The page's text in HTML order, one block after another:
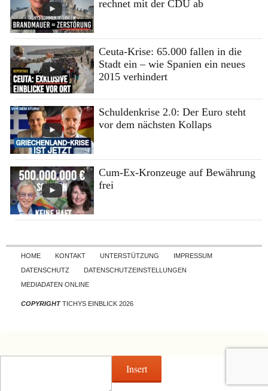
rechnet mit der CDU ab
Ceuta-Krise: 65.000 fallen in die
Stadt ein – wie Spanien ein neues
2015 verhindert
Schuldenkrise 2.0: Der Euro steht
vor dem nächsten Kollaps
Cum-Ex-Kronzeuge auf Bewährung
frei
Skip to content
HOME KONTAKT UNTERSTÜTZUNG
IMPRESSUM
DATENSCHUTZ
DATENSCHUTZEINSTELLUNGEN
MEDIADATEN ONLINE
COPYRIGHTTICHYS EINBLICK 2026
Insert